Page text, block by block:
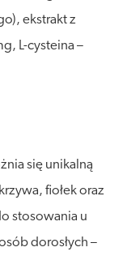
ekstrakt z
L-cysteina –
się unikalną
fiołek oraz
stosowania u
dorosłych –